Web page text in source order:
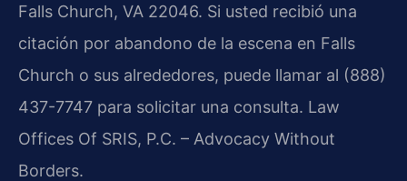
Falls Church, VA 22046. Si usted recibió una
citación por abandono de la escena en Falls
Church o sus alrededores, puede llamar al (888)
437-7747 para solicitar una consulta. Law
Offices Of SRIS, P.C. – Advocacy Without
Borders.